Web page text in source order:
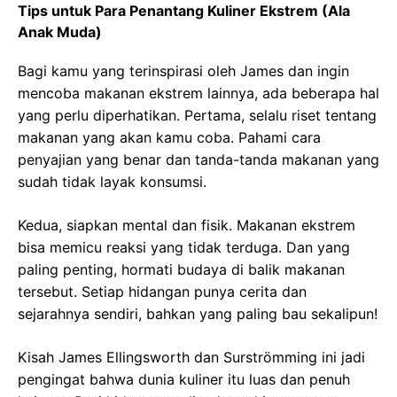
Tips untuk Para Penantang Kuliner Ekstrem (Ala
Anak Muda)
Bagi kamu yang terinspirasi oleh James dan ingin
mencoba makanan ekstrem lainnya, ada beberapa hal
yang perlu diperhatikan. Pertama, selalu riset tentang
makanan yang akan kamu coba. Pahami cara
penyajian yang benar dan tanda-tanda makanan yang
sudah tidak layak konsumsi.
Kedua, siapkan mental dan fisik. Makanan ekstrem
bisa memicu reaksi yang tidak terduga. Dan yang
paling penting, hormati budaya di balik makanan
tersebut. Setiap hidangan punya cerita dan
sejarahnya sendiri, bahkan yang paling bau sekalipun!
Kisah James Ellingsworth dan Surströmming ini jadi
pengingat bahwa dunia kuliner itu luas dan penuh